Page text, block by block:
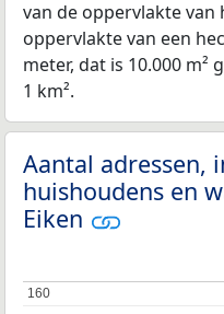
van de oppervlakte van
oppervlakte van een
meter, dat is 10.000 m²
1 km².
Aantal adressen,
huishoudens en
Eiken
160
160